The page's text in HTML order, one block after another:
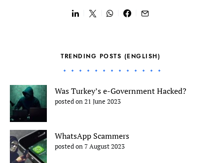
TRENDING POSTS (ENGLISH)
Was Turkey’s e-Government Hacked?
posted on 21 June 2023
WhatsApp Scammers
posted on 7 August 2023